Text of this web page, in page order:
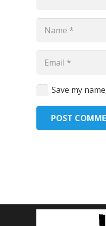
Save my
POST